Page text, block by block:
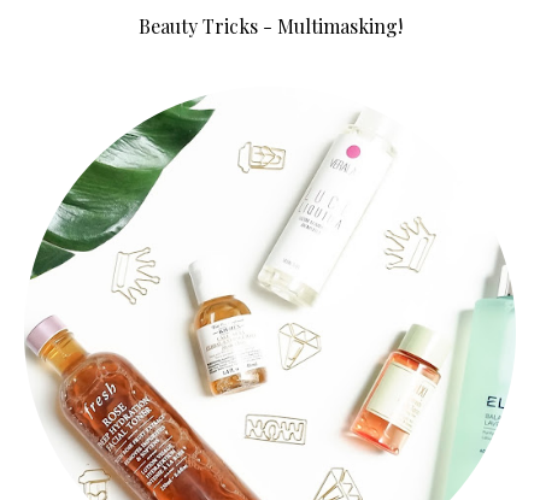
Beauty Tricks - Multimasking!